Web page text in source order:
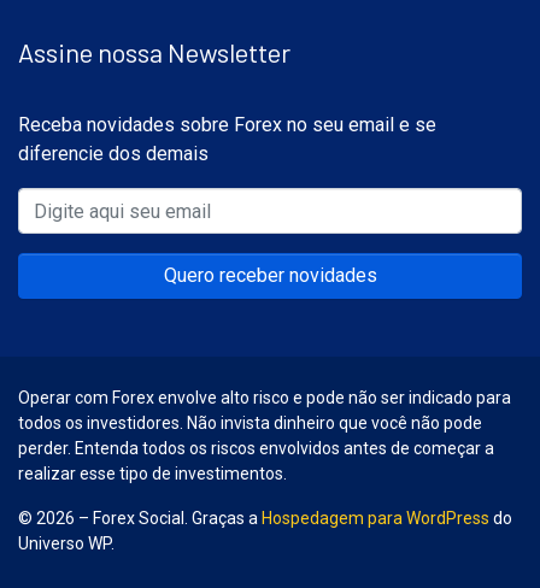
Assine nossa Newsletter
Receba novidades sobre Forex no seu email e se
diferencie dos demais
Quero receber novidades
Operar com Forex envolve alto risco e pode não ser indicado para
todos os investidores. Não invista dinheiro que você não pode
perder. Entenda todos os riscos envolvidos antes de começar a
realizar esse tipo de investimentos.
© 2026 – Forex Social. Graças a Hospedagem para WordPress do
Universo WP.